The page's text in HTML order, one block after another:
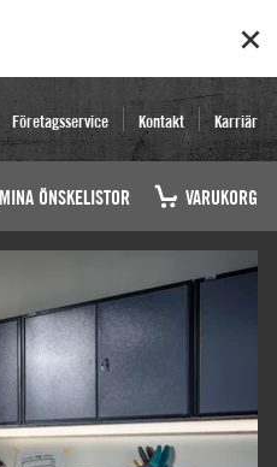
Företagsservice Kontakt Karriär
MINA ÖNSKELISTOR VARUKORG